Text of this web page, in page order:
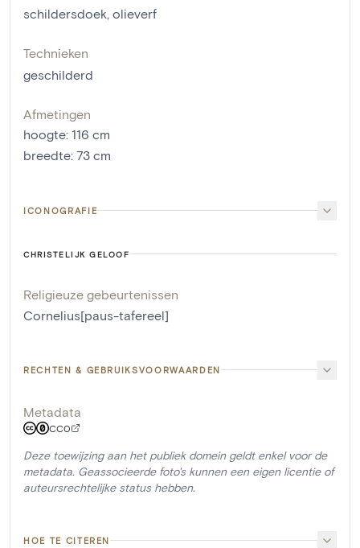
schildersdoek olieverf
Technieken
geschilderd
Afmetingen
hoogte: 116 cm
breedte: 73 cm
ICONOGRAFIE
CHRISTELIJK GELOOF
Religieuze gebeurtenissen
Cornelius[paus-tafereel]
RECHTEN & GEBRUIKSVOORWAARDEN
Metadata
CC0
Deze toewijzing aan het publiek domein geldt enkel voor de
metadata. Geassocieerde foto's kunnen een eigen licentie of
auteursrechtelijke status hebben.
HOE TE CITEREN